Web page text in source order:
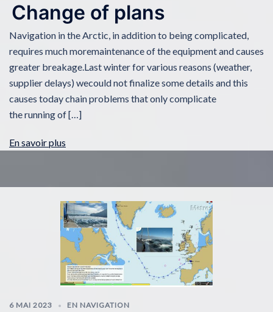
Change of plans
Navigation in the Arctic, in addition to being complicated,
requires much moremaintenance of the equipment and causes
greater breakage.Last winter for various reasons (weather,
supplier delays) wecould not finalize some details and this
causes today chain problems that only complicate
the running of […]
En savoir plus
6 MAI 2023 EN NAVIGATION